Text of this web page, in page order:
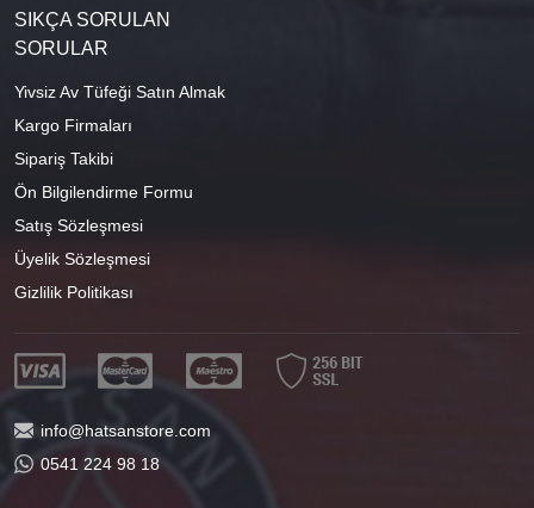
SIKÇA SORULAN
SORULAR
Yivsiz Av Tüfeği Satın Almak
Kargo Firmaları
Sipariş Takibi
Ön Bilgilendirme Formu
Satış Sözleşmesi
Üyelik Sözleşmesi
Gizlilik Politikası
info@hatsanstore.com
0541 224 98 18